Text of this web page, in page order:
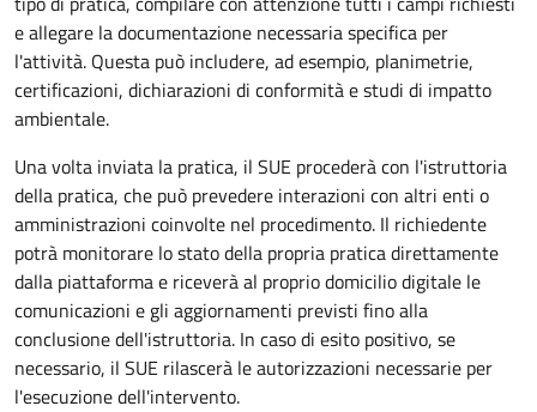
e allegare la documentazione necessaria specifica per
l'attività. Questa può includere, ad esempio, planimetrie,
certificazioni, dichiarazioni di conformità e studi di impatto
ambientale.
Una volta inviata la pratica, il SUE procederà con l'istruttoria
della pratica, che può prevedere interazioni con altri enti o
amministrazioni coinvolte nel procedimento. Il richiedente
potrà monitorare lo stato della propria pratica direttamente
dalla piattaforma e riceverà al proprio domicilio digitale le
comunicazioni e gli aggiornamenti previsti fino alla
conclusione dell'istruttoria. In caso di esito positivo, se
necessario, il SUE rilascerà le autorizzazioni necessarie per
l'esecuzione dell'intervento.